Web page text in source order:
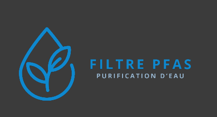
ET
SOLUTIONS
2026